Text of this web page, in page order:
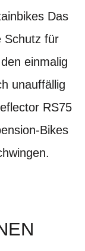
Das
Schutz für
einmalig
unauffällig
RS75
Bikes